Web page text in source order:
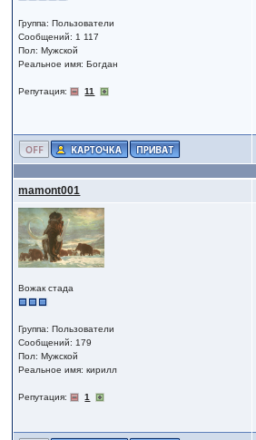
Группа: Пользователи
Сообщений: 1 117
Пол: Мужской
Реальное имя: Богдан
Репутация: 11
mamont001
Вожак стада
Группа: Пользователи
Сообщений: 179
Пол: Мужской
Реальное имя: кирилл
Репутация: 1